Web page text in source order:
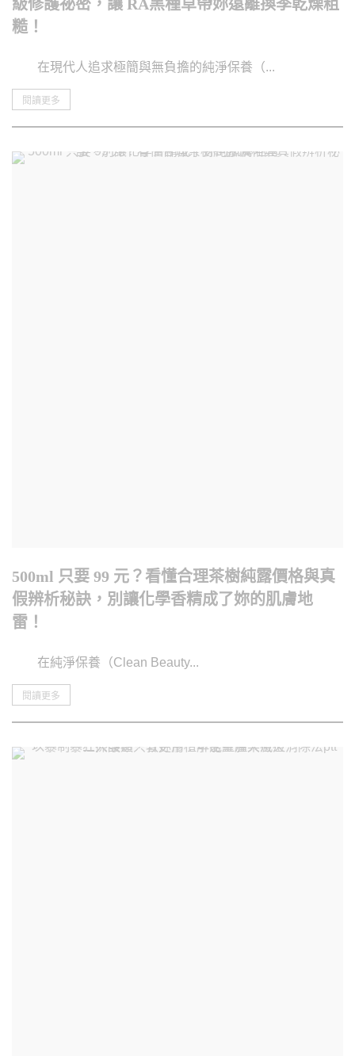
級修護祕密，讓 RA黑種草帶妳遠離換季乾燥粗
糙！
在現代人追求極簡與無負擔的純淨保養（...
閱讀更多
500ml 只要 99 元？看懂合理茶樹純露價格與真
假辨析秘訣，別讓化學香精成了妳的肌膚地
雷！
在純淨保養（Clean Beauty...
閱讀更多